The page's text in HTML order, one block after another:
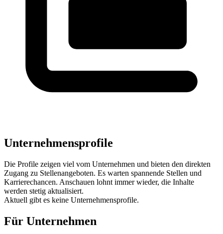
Unternehmensprofile
Die Profile zeigen viel vom Unternehmen und bieten den direkten
Zugang zu Stellenangeboten. Es warten spannende Stellen und
Karrierechancen. Anschauen lohnt immer wieder, die Inhalte
werden stetig aktualisiert.
Aktuell gibt es keine Unternehmensprofile.
Für Unternehmen